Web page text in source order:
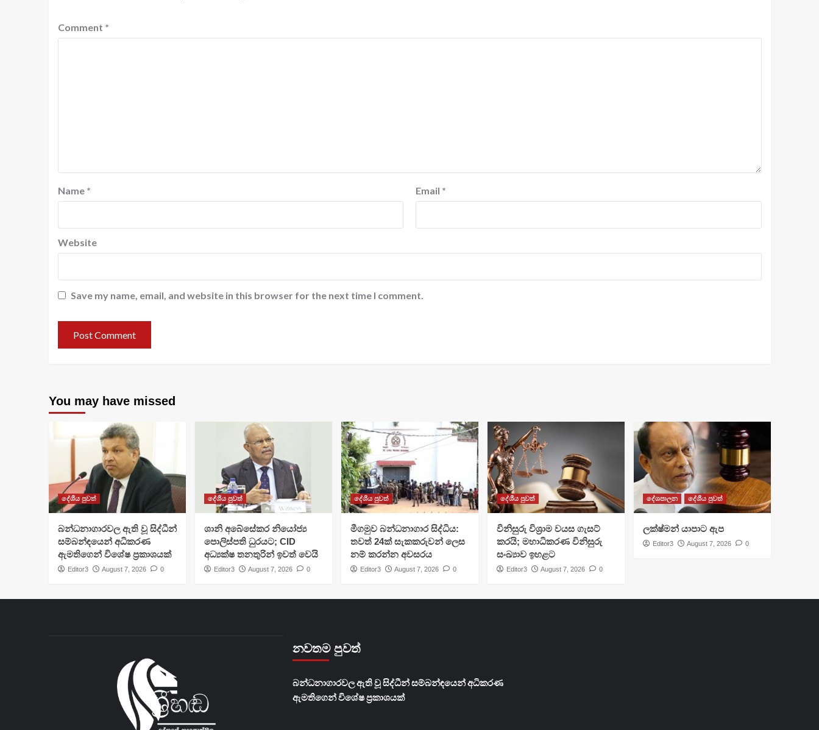
Comment *
Name * Email *
Website
Save my name, email, and website in this browser for the next time I comment.
You may have missed
දේශීය පුවත්
බන්ධනාගාරවල ඇති වූ සිද්ධීන්
සම්බන්ඳයෙන් අධිකරණ
ඇමතිගෙන් විශේෂ ප්‍රකාශයක්
Editor3 August 7, 2026 0
දේශීය පුවත්
ශානි අබේසේකර නියෝජ්‍ය
පොලිස්පති ධුරයට; CID
අධ්‍යක්ෂ තනතුරින් ඉවත් වෙයි
Editor3 August 7, 2026 0
දේශීය පුවත්
මීගමුව බන්ධනාගාර සිද්ධිය:
තවත් 24ක් සැකකරුවන් ලෙස
නම් කරන්න අවසරය
Editor3 August 7, 2026 0
දේශීය පුවත්
විනිසුරු විශ්‍රාම වයස ගැසට්
කරයි; මහාධිකරණ විනිසුරු
සංඛ්‍යාව ඉහළට
Editor3 August 7, 2026 0
දේශපාලන දේශීය පුවත්
ලක්ෂ්මන් යාපාට ඇප
Editor3 August 7, 2026 0
නවතම පුවත්
බන්ධනාගාරවල ඇති වූ සිද්ධීන් සම්බන්ඳයෙන් අධිකරණ
ඇමතිගෙන් විශේෂ ප්‍රකාශයක්